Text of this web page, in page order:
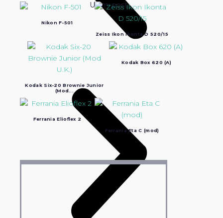
Ultimi post:
Nikon F-501
Zeiss Ikon Ikonta D 520/15
Kodak Six-20 Brownie Junior
(Mod...
Kodak Box 620 (A)
Ferrania Elioflex 2
Ferrania Eta C (mod)